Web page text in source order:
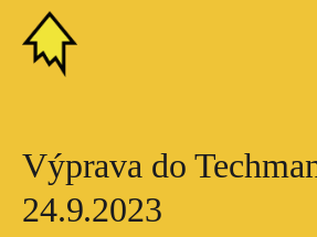
Výprava do
24.9.2023